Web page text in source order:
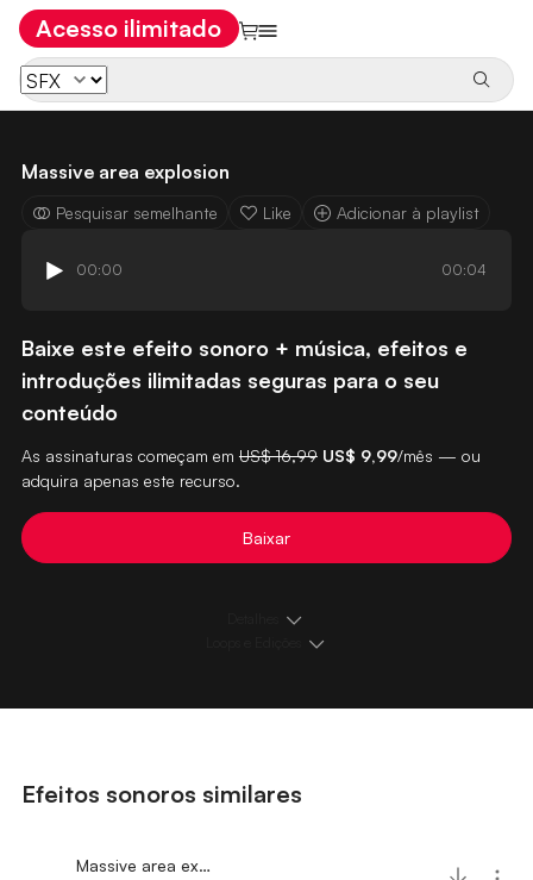
Acesso ilimitado
Massive area explosion
Pesquisar semelhante Like Adicionar à playlist
00:00 00:04
Baixe este efeito sonoro + música, efeitos e
introduções ilimitadas seguras para o seu
conteúdo
As assinaturas começam em US$ 16,99 US$ 9,99/mês — ou
adquira apenas este recurso.
Baixar
Efeitos sonoros similares
Massive area explosion 3